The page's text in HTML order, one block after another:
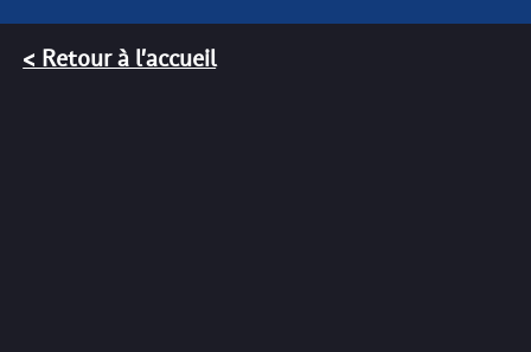
< Retour à l'accueil